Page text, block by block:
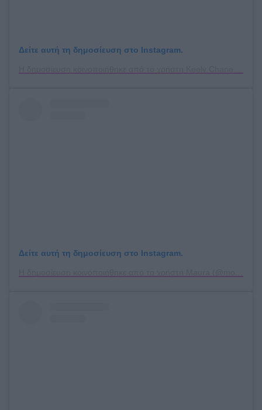
Δείτε αυτή τη δημοσίευση στο Instagram.
Δείτε αυτή τη δημοσίευση στο Instagram.